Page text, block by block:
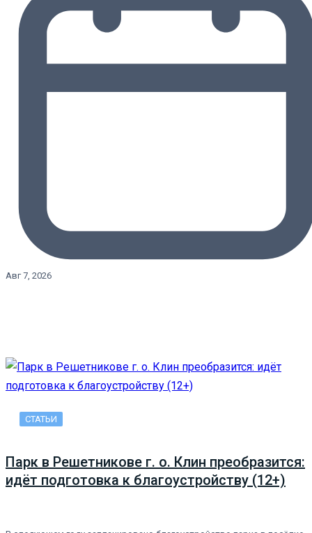
Авг 7, 2026
СТАТЬИ
Парк в Решетникове г. о. Клин преобразится:
идёт подготовка к благоустройству (12+)